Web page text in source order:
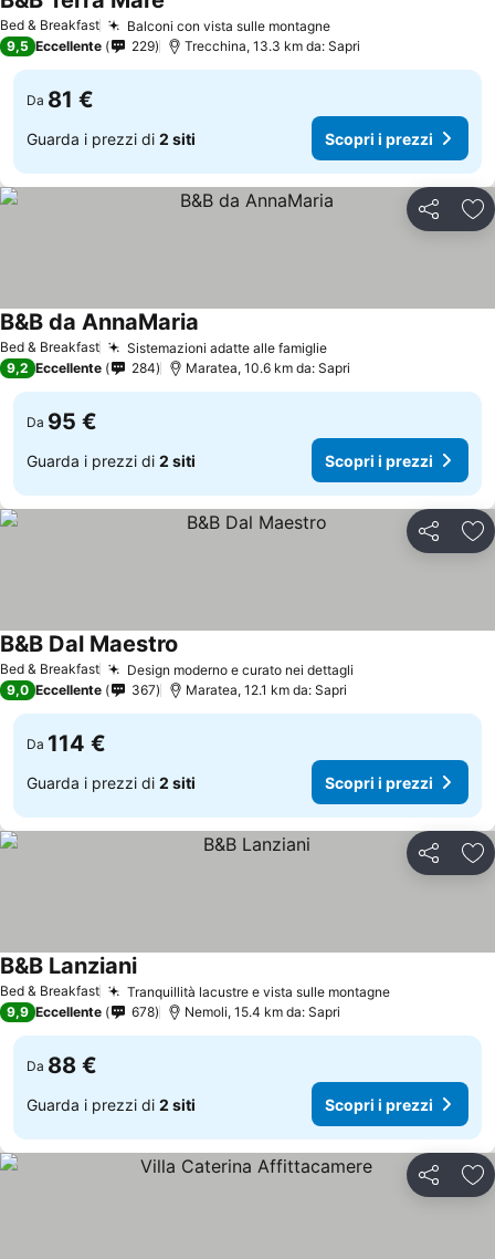
Bed & Breakfast Balconi con vista sulle montagneScopri i prezzi
9,5 Eccellente 229 Trecchina, 13.3 km da: Sapri
Da 81 €
Guarda i prezzi di 2 siti Scopri i prezzi
Condividi
Bed & Breakfast Sistemazioni adatte alle famiglieScopri i prezzi
B&B da AnnaMaria
9,2 Eccellente 284 Maratea, 10.6 km da: Sapri
Da 95 €
Guarda i prezzi di 2 siti Scopri i prezzi
Condividi
Bed & Breakfast Design moderno e curato nei dettagli
B&B Dal Maestro
9,0 Eccellente 367 Maratea, 12.1 km da: Sapri
Da 114 €
Guarda i prezzi di 2 siti Scopri i prezzi
Condividi
Bed & Breakfast Tranquillità lacustre e vista sulle montagneScopri i
B&B LanzianiScopri i prezzi
9,9 Eccellente 678 Nemoli, 15.4 km da: Sapri
Da 88 €
Guarda i prezzi di 2 siti Scopri i prezzi
Condividi